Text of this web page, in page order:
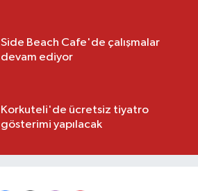
Side Beach Cafe'de çalışmalar
devam ediyor
Korkuteli'de ücretsiz tiyatro
gösterimi yapılacak